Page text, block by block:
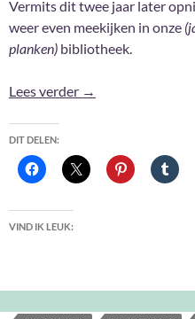
Vermits dit twee jaar later
weer even meekijken in onze
planken) bibliotheek.
Lees verder 2020: Shelfies #3
→
DIT DELEN:
VIND IK LEUK: